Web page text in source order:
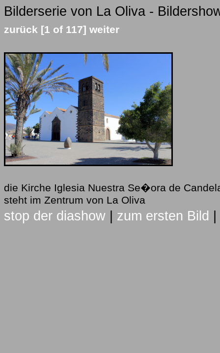
Bilderserie von La Oliva -
zurück [1 of 117] weiter
die Kirche Iglesia Nuestra Se�ora de
steht im Zentrum von La Oliva
stop der diashow zum ersten Bild